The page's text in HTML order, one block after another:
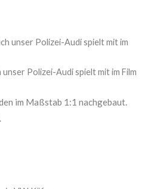
Polizei-Audi spielt mit im Film
im Maßstab 1:1 nachgebaut.